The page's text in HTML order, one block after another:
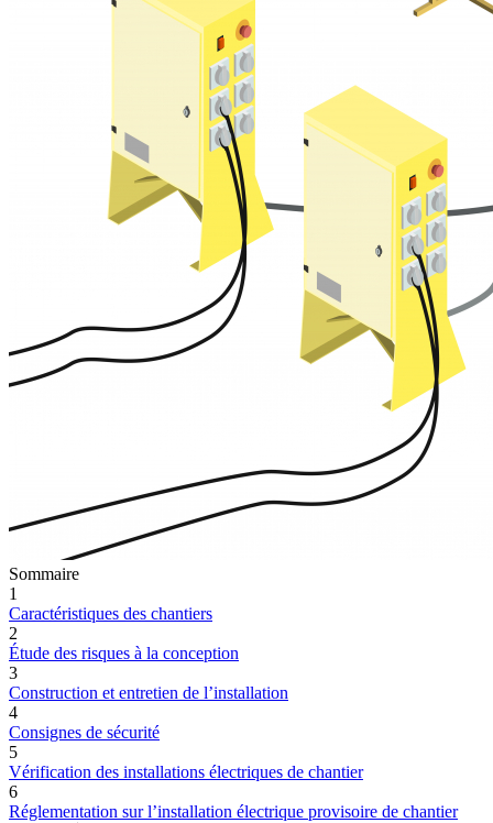
Sommaire
1
Caractéristiques des chantiers
2
Étude des risques à la conception
3
Construction et entretien de l’installation
4
Consignes de sécurité
5
Vérification des installations électriques de chantier
6
Réglementation sur l’installation électrique provisoire de chantier